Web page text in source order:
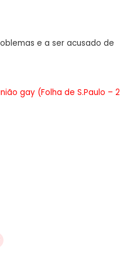
e a ser acusado de
gay (Folha de S.Paulo –